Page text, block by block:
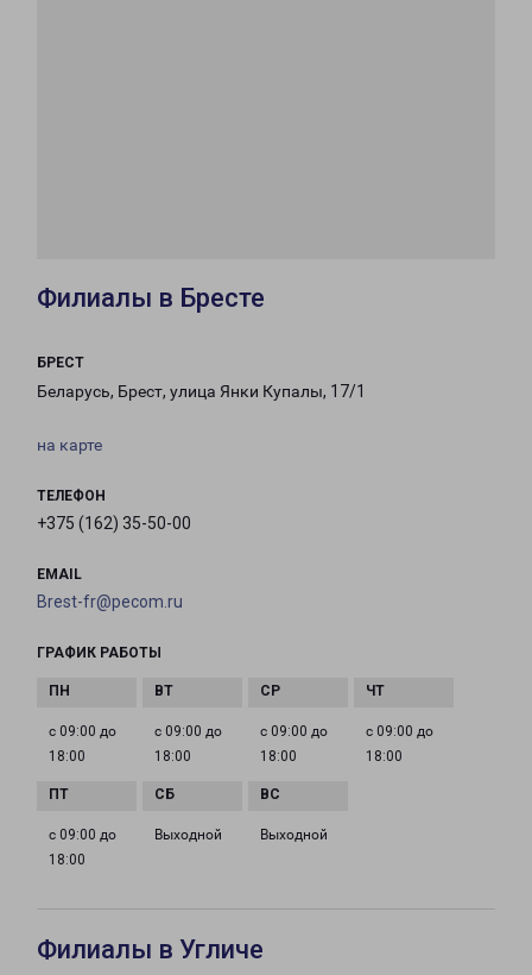
Филиалы в Бресте
БРЕСТ
Беларусь, Брест, улица Янки Купалы, 17/1
на карте
ТЕЛЕФОН
+375 (162) 35-50-00
EMAIL
Brest-fr@pecom.ru
ГРАФИК РАБОТЫ
с 09:00 до
18:00
с 09:00 до
18:00
с 09:00 до
18:00
с 09:00 до
18:00
с 09:00 до
18:00
Выходной Выходной
Филиалы в Угличе